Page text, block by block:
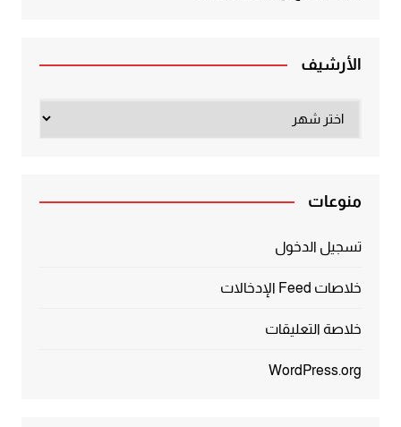
الأرشيف
منوعات
تسجيل الدخول
خلاصات Feed الإدخالات
خلاصة التعليقات
WordPress.org